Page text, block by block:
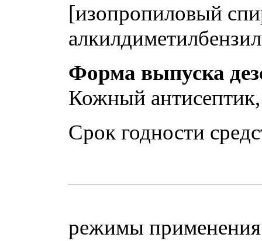
[изопропиловый
Форма выпуска
Кожный
Срок годности
режимы